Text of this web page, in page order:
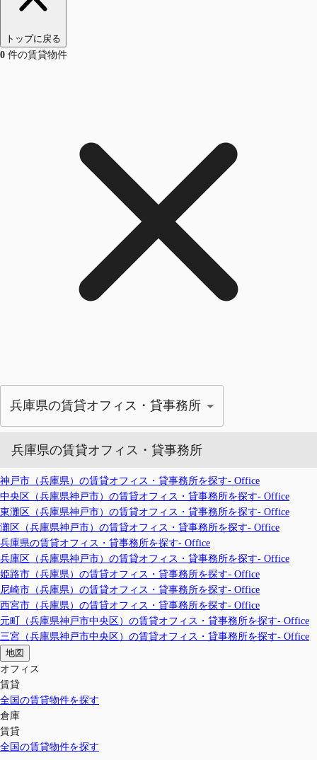
トップに戻る
0 件の賃貸物件
兵庫県の賃貸オフィス・貸事務所
兵庫県の賃貸オフィス・貸事務所
神戸市（兵庫県）の賃貸オフィス・貸事務所を探す- Office
中央区（兵庫県神戸市）の賃貸オフィス・貸事務所を探す- Office
東灘区（兵庫県神戸市）の賃貸オフィス・貸事務所を探す- Office
灘区（兵庫県神戸市）の賃貸オフィス・貸事務所を探す- Office
兵庫県の賃貸オフィス・貸事務所を探す- Office
兵庫区（兵庫県神戸市）の賃貸オフィス・貸事務所を探す- Office
姫路市（兵庫県）の賃貸オフィス・貸事務所を探す- Office
尼崎市（兵庫県）の賃貸オフィス・貸事務所を探す- Office
西宮市（兵庫県）の賃貸オフィス・貸事務所を探す- Office
元町（兵庫県神戸市中央区）の賃貸オフィス・貸事務所を探す- Office
三宮（兵庫県神戸市中央区）の賃貸オフィス・貸事務所を探す- Office
地図
オフィス
賃貸
全国の賃貸物件を探す
倉庫
賃貸
全国の賃貸物件を探す